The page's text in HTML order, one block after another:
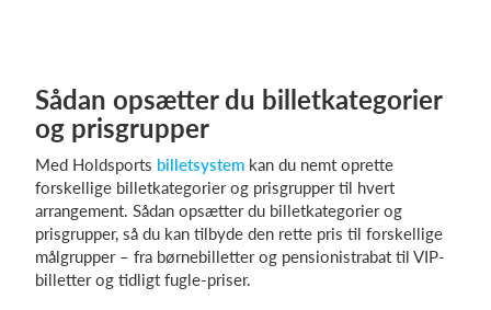
Kontingentopkrævning
Hjemmeside
Webshop
Billetsystem
Hvad koster det?
Sådan opsætter du billetkategorier
og prisgrupper
Med Holdsports billetsystem kan du nemt oprette
forskellige billetkategorier og prisgrupper til hvert
arrangement. Sådan opsætter du billetkategorier og
prisgrupper, så du kan tilbyde den rette pris til forskellige
målgrupper – fra børnebilletter og pensionistrabat til VIP-
billetter og tidligt fugle-priser.